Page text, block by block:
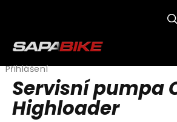
Přihlášení
Servisní pumpa
Highloader